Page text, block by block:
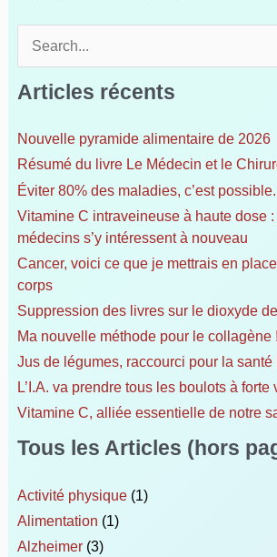
h
r
c
h
e
Articles récents
Nouvelle pyramide alimentaire de 2026
Résumé du livre Le Médecin et le
Éviter 80% des maladies, c’est possible.
Vitamine C intraveineuse à haute dose
médecins s’y intéressent à nouveau
Cancer, voici ce que je mettrais en
corps
Suppression des livres sur le dioxyde
Ma nouvelle méthode pour le collagène !
Jus de légumes, raccourci pour la santé
L’I.A. va prendre tous les boulots à forte
Vitamine C, alliée essentielle de notre
Tous les Articles (hors
Activité physique(1)
Alimentation (1)
Alzheimer(3)